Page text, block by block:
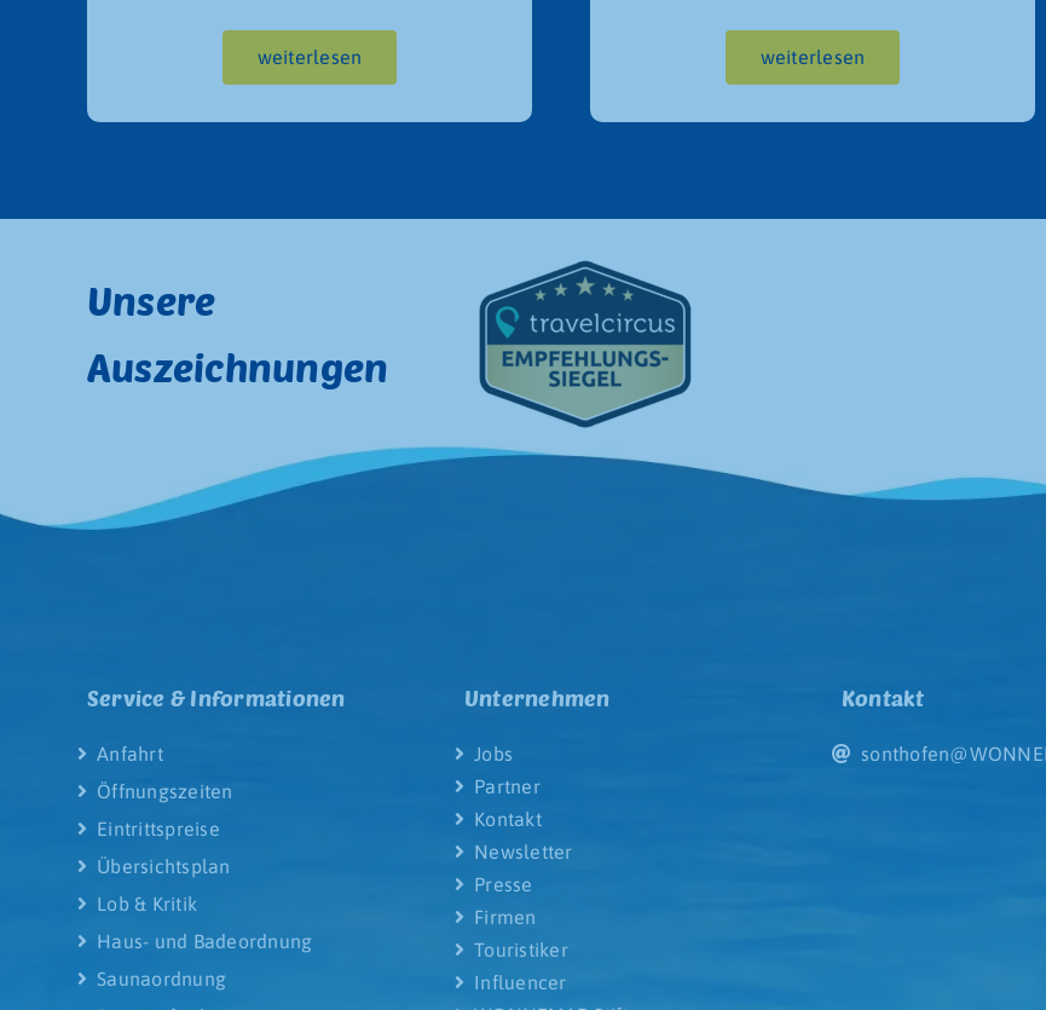
weiterlesen weiterlesen
Unsere
Auszeichnungen
Service & Informationen
Anfahrt
Öffnungszeiten
Eintrittspreise
Übersichtsplan
Lob & Kritik
Haus- und Badeordnung
Saunaordnung
Unternehmen
Jobs
Partner
Kontakt
Newsletter
Presse
Firmen
Touristiker
Influencer
Kontakt